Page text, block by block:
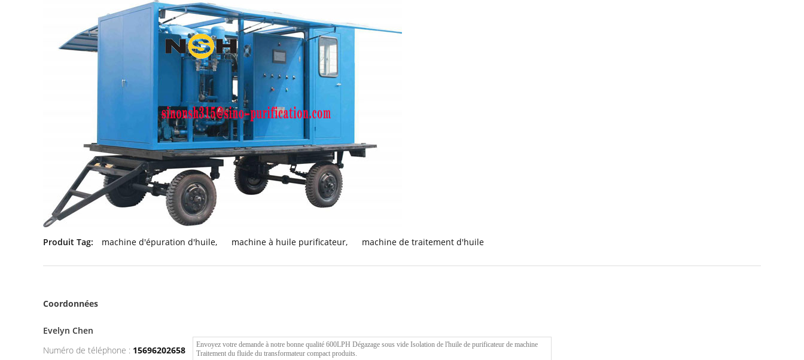
Produit Tag: machine d'épuration d'huile, machine à huile purificateur, machine de traitement d'huile
Coordonnées
Evelyn Chen
Numéro de téléphone : 15696202658